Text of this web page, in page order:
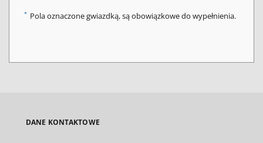
* Pola oznaczone gwiazdką, są obowiązkowe do wypełnienia.
DANE KONTAKTOWE